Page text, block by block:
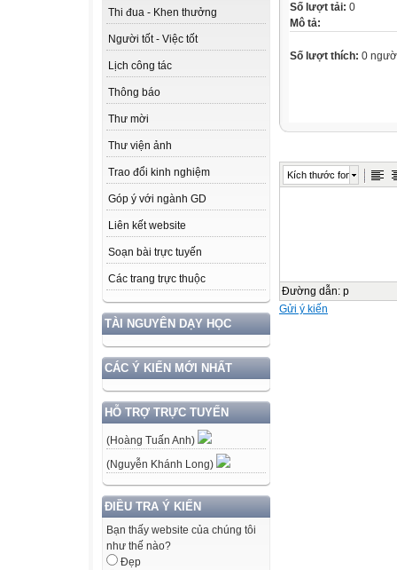
Thi đua - Khen thưởng
Người tốt - Việc tốt
Lịch công tác
Thông báo
Thư mời
Thư viện ảnh
Trao đổi kinh nghiệm
Góp ý với ngành GD
Liên kết website
Soạn bài trực tuyến
Các trang trực thuộc
TÀI NGUYÊN DẠY HỌC
CÁC Ý KIẾN MỚI NHẤT
HỖ TRỢ TRỰC TUYẾN
(Hoàng Tuấn Anh)
(Nguyễn Khánh Long)
ĐIỀU TRA Ý KIẾN
Bạn thấy website của chúng tôi
như thế nào?
Đẹp
Số lượt tải: 0
Mô tả:
Số lượt thích: 0
Kích thước font
Đường dẫn: p
Gửi ý kiến